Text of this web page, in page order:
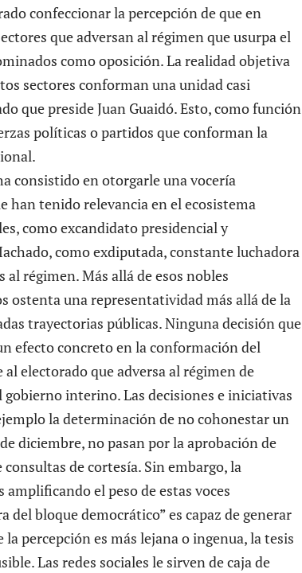
confeccionar la percepción de que en
que adversan al régimen que usurpa el
como oposición. La realidad objetiva
sectores conforman una unidad casi
que presideJuan Guaidó. Esto, como función
políticas o partidos que conforman la
.
consistido en otorgarle una vocería
han tenido relevancia en el ecosistema
, como excandidato presidencial y
como exdiputada, constante luchadora
régimen. Más allá de esos nobles
ostenta una representatividad más allá de la
trayectorias públicas. Ninguna decisión que
efecto concreto en la conformación del
electorado que adversa al régimen de
interino. Las decisiones e iniciativas
la determinación de no cohonestar un
diciembre, no pasan por la aprobación de
de cortesía. Sin embargo, la
el peso de estas voces
bloque democrático” es capaz de generar
percepción es más lejana o ingenua, la tesis
Las redes sociales le sirven de caja de